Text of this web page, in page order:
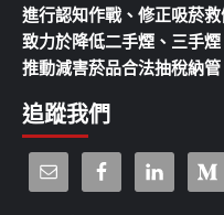
進行認知作戰、修正吸菸
致力於降低二手煙、三手
推動減害菸品合法抽稅納
追蹤我們